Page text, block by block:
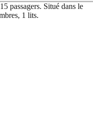
passagers. Situé dans le
1 lits.